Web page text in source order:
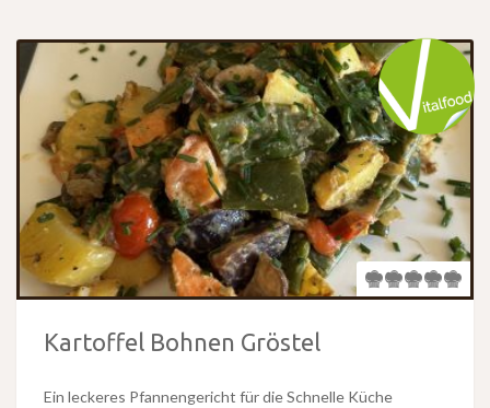
Kartoffel Bohnen Gröstel
Ein leckeres Pfannengericht für die Schnelle Küche